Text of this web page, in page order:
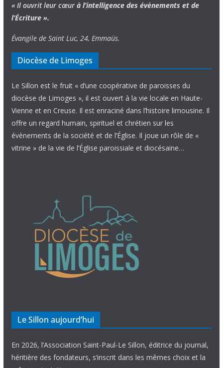
« Il ouvrit leur cœur à l’intelligence des évènements et de
l’Écriture ».
Évangile de Saint Luc, 24, Emmaüs.
Diocèse de Limoges
Le Sillon est le fruit « d’une coopérative de paroisses du
diocèse de Limoges », il est ouvert à la vie locale en Haute-
Vienne et en Creuse. Il est enraciné dans l’histoire limousine. Il
offre un regard humain, spirituel et chrétien sur les
évènements de la société et de l’Église. Il joue un rôle de «
vitrine » de la vie de l’Église paroissiale et diocésaine…
Le Sillon aujourd’hui
En 2026, l’Association Saint-Paul-Le Sillon, éditrice du journal,
héritière des fondateurs, s’inscrit dans les mêmes choix et la